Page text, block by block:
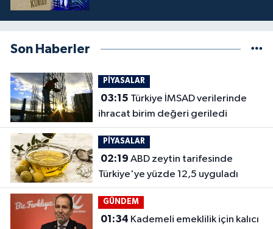
Son Haberler
PİYASALAR
03:15
ihracat birim değeri geriledi
PİYASALAR
02:19
Türkiye'ye yüzde 12,5 uyguladı
GÜNDEM
01:34